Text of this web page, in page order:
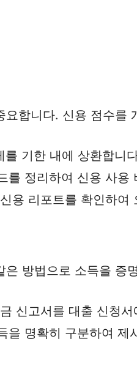
합니다. 신용 점수를
기한 내에 상환합니
를 정리하여 신용 사용
용 리포트를 확인하여
방법으로 소득을 증
신고서를 대출 신청서
을 명확히 구분하여 제